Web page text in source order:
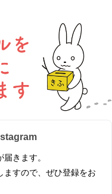
きます。
ますので、ぜひ登録をお